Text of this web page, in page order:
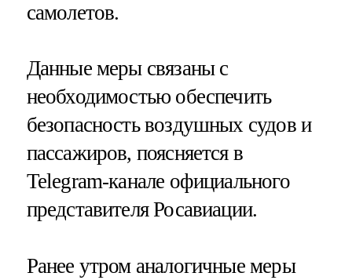
самолетов.
Данные меры связаны с
необходимостью обеспечить
безопасность воздушных судов и
пассажиров, поясняется в
Telegram-канале официального
представителя Росавиации.
Ранее утром аналогичные меры